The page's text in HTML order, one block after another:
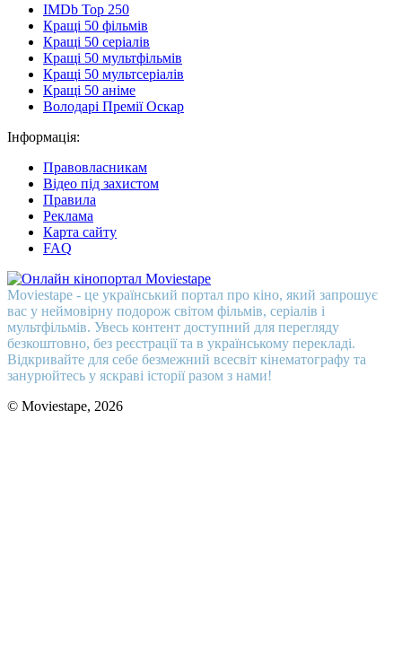
IMDb Top 250
Кращі 50 фільмів
Кращі 50 серіалів
Кращі 50 мультфільмів
Кращі 50 мультсеріалів
Кращі 50 аніме
Володарі Премії Оскар
Інформація:
Правовласникам
Відео під захистом
Правила
Реклама
Карта сайту
FAQ
Moviestape - це український портал про кіно, який запрошує
вас у неймовірну подорож світом фільмів, серіалів і
мультфільмів. Увесь контент доступний для перегляду
безкоштовно, без реєстрації та в українському перекладі.
Відкривайте для себе безмежний всесвіт кінематографу та
занурюйтесь у яскраві історії разом з нами!
© Moviestape, 2026